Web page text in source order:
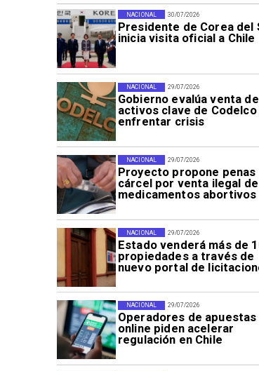
30/07/2026
Presidente de Corea del
inicia visita oficial a Chile
NACIONAL
29/07/2026
Gobierno evalúa venta de
activos clave de Codelco
enfrentar crisis
NACIONAL
29/07/2026
Proyecto propone penas
cárcel por venta ilegal de
medicamentos abortivos
NACIONAL
29/07/2026
Estado venderá más de
propiedades a través de
nuevo portal de
NACIONAL
29/07/2026
Operadores de apuestas
online piden acelerar
regulación en Chile
NACIONAL